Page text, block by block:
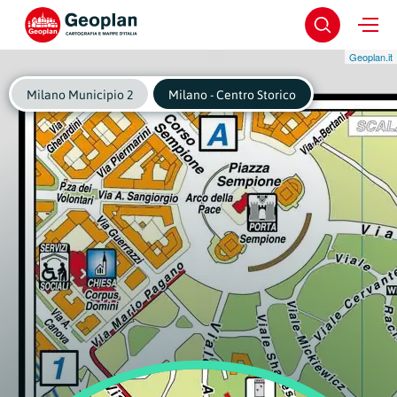
Geoplan.it
Milano Municipio 2 Milano - Centro Storico